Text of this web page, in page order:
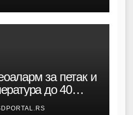
за петак и
до 40